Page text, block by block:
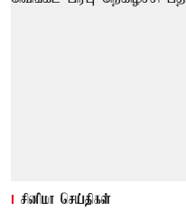
சினிமா செய்திகள்